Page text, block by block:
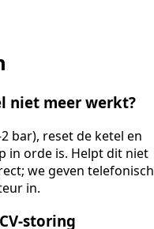
niet meer werkt?
bar), reset de ketel en
in orde is. Helpt dit niet
we geven telefonisch
in.
storing